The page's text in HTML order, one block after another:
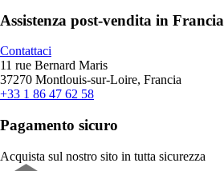
Assistenza post-vendita in Francia
Contattaci
11 rue Bernard Maris
37270 Montlouis-sur-Loire, Francia
+33 1 86 47 62 58
Pagamento sicuro
Acquista sul nostro sito in tutta sicurezza